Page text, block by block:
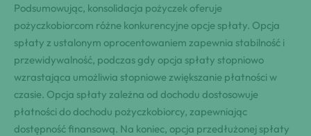
Podsumowując, konsolidacja pożyczek oferuje
pożyczkobiorcom różne konkurencyjne opcje spłaty. Opcja
spłaty z ustalonym oprocentowaniem zapewnia stabilność i
przewidywalność, podczas gdy opcja spłaty stopniowo
wzrastająca umożliwia stopniowe zwiększanie płatności w
czasie. Opcja spłaty zależna od dochodu dostosowuje
płatności do dochodu pożyczkobiorcy, zapewniając
dostępność finansową. Na koniec, opcja przedłużonej spłaty